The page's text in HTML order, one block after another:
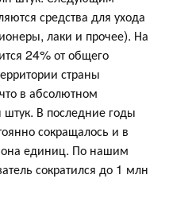
средства для ухода
лаки и прочее). На
24% от общего
страны
в абсолютном
В последние годы
сокращалось и в
единиц. По нашим
сократился до 1 млн